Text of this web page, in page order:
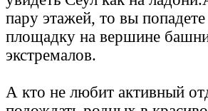
пару этажей, то вы
площадку на вершине
экстремалов.
А кто не любит активный